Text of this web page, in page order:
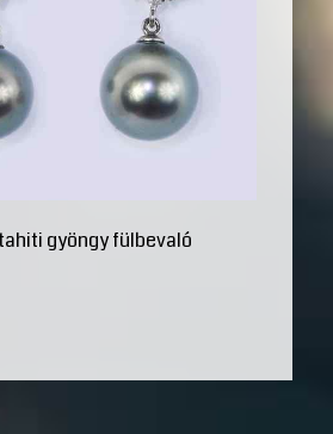
gyöngy fülbevaló